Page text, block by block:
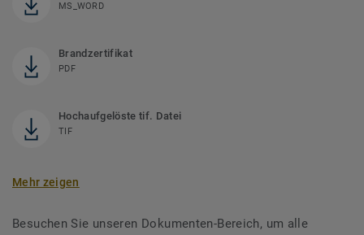
MS_WORD
Brandzertifikat
PDF
Hochaufgelöste tif. Datei
TIF
Mehr zeigen
Besuchen Sie unseren Dokumenten-Bereich, um alle